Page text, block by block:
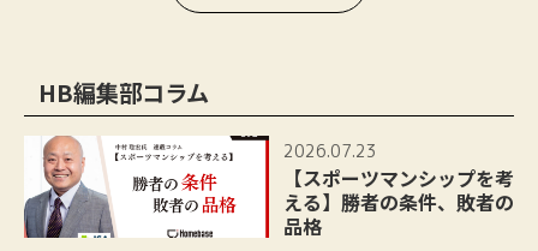
HB編集部コラム
2026.07.23
【スポーツマンシップを考
える】勝者の条件、敗者の
品格